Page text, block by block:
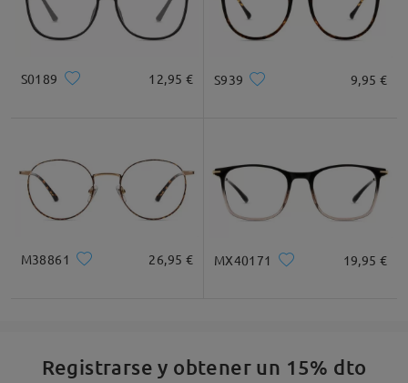
S0189 12,95 € S939 9,95 €
M38861 26,95 € MX40171 19,95 €
Registrarse y obtener un 15% dto